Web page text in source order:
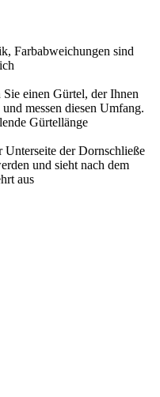
Farbabweichungen sind
einen Gürtel, der Ihnen
messen diesen Umfang.
Gürtellänge
der Dornschließe
und sieht nach dem
aus